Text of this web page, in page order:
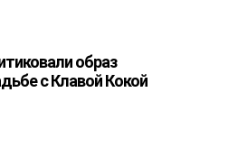
образ
с Клавой Кокой